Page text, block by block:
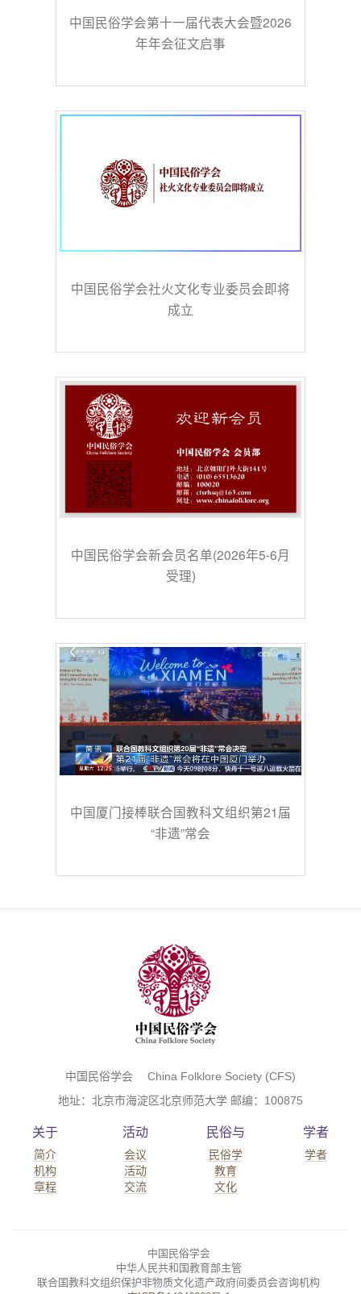
中国民俗学会第十一届代表大会暨2026
年年会征文启事
中国民俗学会社火文化专业委员会即将
成立
中国民俗学会新会员名单(2026年5-6月
受理)
中国厦门接棒联合国教科文组织第21届
“非遗”常会
中国民俗学会 China Folklore Society (CFS)
地址：北京市海淀区北京师范大学 邮编：100875
关于
简介
机构
章程
活动
会议
活动
交流
民俗与
民俗学
教育
文化
学者
学者
中国民俗学会
中华人民共和国教育部主管
联合国教科文组织保护非物质文化遗产政府间委员会咨询机构